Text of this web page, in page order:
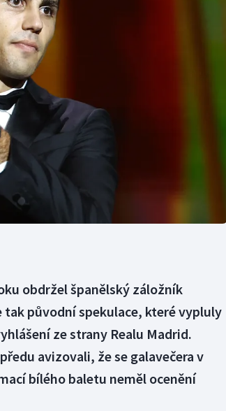
Moderní pětiboj
Motorsport
Olympijské hry
Parasport
Plavání
Plážový volejbal
obdržel španělský záložník
původní spekulace, které vypluly
ze strany Realu Madrid.
avizovali, že se galavečera v
bílého baletu neměl ocenění